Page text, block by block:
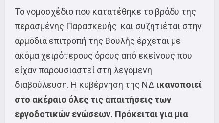
Το νομοσχέδιο που κατατέθηκε το βράδυ της
περασμένης Παρασκευής και συζητιέται στην
αρμόδια επιτροπή της Βουλής έρχεται με
ακόμα χειρότερους όρους από εκείνους που
είχαν παρουσιαστεί στη λεγόμενη
διαβούλευση. Η κυβέρνηση της ΝΔ ικανοποιεί
στο ακέραιο όλες τις απαιτήσεις των
εργοδοτικών ενώσεων. Πρόκειται για μια